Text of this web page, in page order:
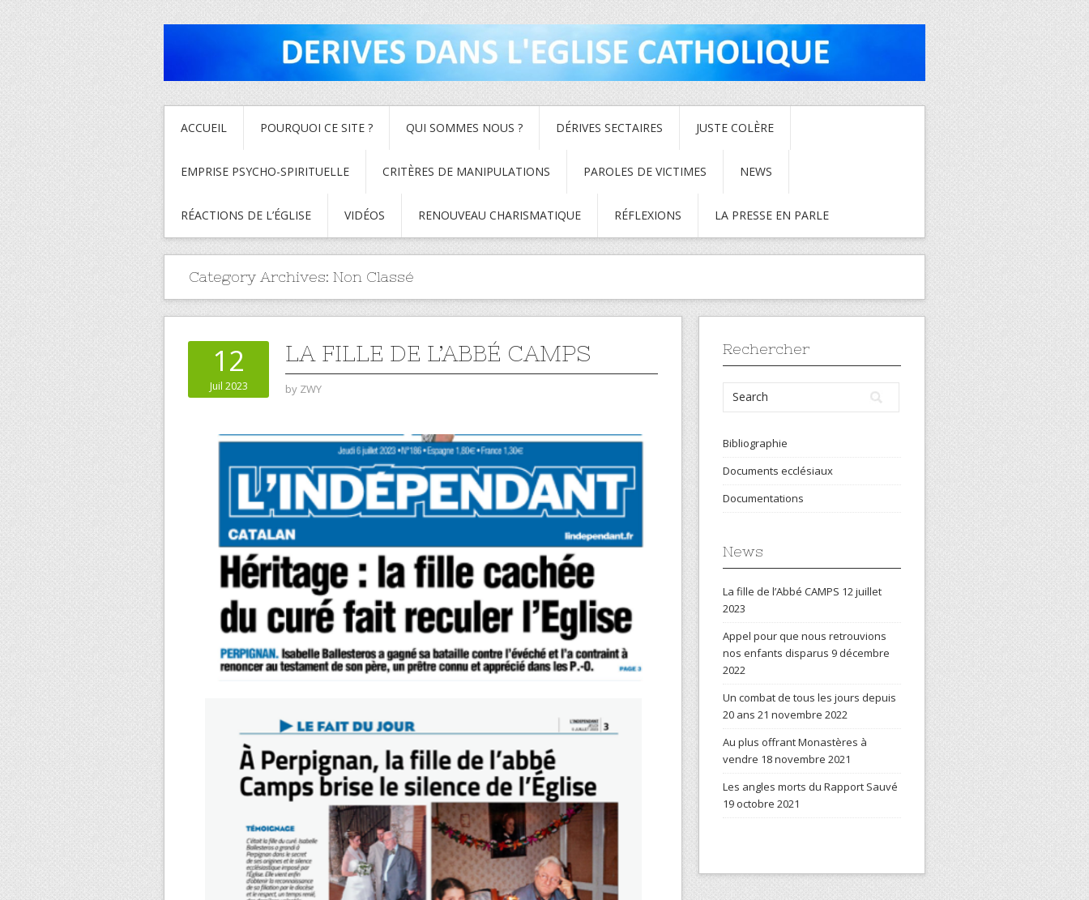
ACCUEIL POURQUOI CE SITE ? QUI SOMMES NOUS ? DÉRIVES SECTAIRES JUSTE COLÈRE
EMPRISE PSYCHO-SPIRITUELLE CRITÈRES DE MANIPULATIONS PAROLES DE VICTIMES NEWS
RÉACTIONS DE L’ÉGLISE VIDÉOS RENOUVEAU CHARISMATIQUE RÉFLEXIONS LA PRESSE EN PARLE
Category Archives: Non Classé
12
Juil 2023
LA FILLE DE L’ABBÉ CAMPS
by ZWY
Rechercher
Bibliographie
Documents ecclésiaux
Documentations
News
La fille de l’Abbé CAMPS 12 juillet
2023
Appel pour que nous retrouvions
nos enfants disparus 9 décembre
2022
Un combat de tous les jours depuis
20 ans 21 novembre 2022
Au plus offrant Monastères à
vendre 18 novembre 2021
Les angles morts du Rapport Sauvé
19 octobre 2021